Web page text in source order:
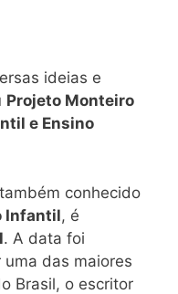
ideias e
Projeto Monteiro
e Ensino
conhecido
Infantil, é
. A data foi
das maiores
Brasil, o escritor